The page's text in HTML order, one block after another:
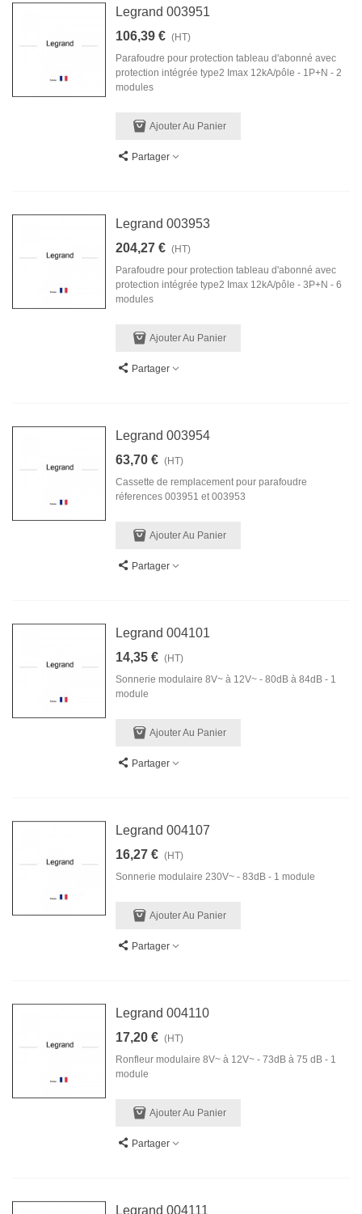
Legrand 003951
106,39 € (HT)
Parafoudre pour protection tableau d'abonné avec
protection intégrée type2 Imax 12kA/pôle - 1P+N - 2
modules
Ajouter Au Panier
Partager
Legrand 003953
204,27 € (HT)
Parafoudre pour protection tableau d'abonné avec
protection intégrée type2 Imax 12kA/pôle - 3P+N - 6
modules
Ajouter Au Panier
Partager
Legrand 003954
63,70 € (HT)
Cassette de remplacement pour parafoudre
réferences 003951 et 003953
Ajouter Au Panier
Partager
Legrand 004101
14,35 € (HT)
Sonnerie modulaire 8V~ à 12V~ - 80dB à 84dB - 1
module
Ajouter Au Panier
Partager
Legrand 004107
16,27 € (HT)
Sonnerie modulaire 230V~ - 83dB - 1 module
Ajouter Au Panier
Partager
Legrand 004110
17,20 € (HT)
Ronfleur modulaire 8V~ à 12V~ - 73dB à 75 dB - 1
module
Ajouter Au Panier
Partager
Legrand 004111